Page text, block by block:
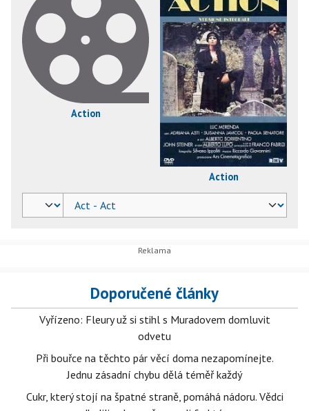
Action
Action
Doporučené články
Vyřízeno: Fleury už si stihl s Muradovem domluvit
odvetu
Při bouřce na těchto pár věcí doma nezapomínejte.
Jednu zásadní chybu dělá téměř každý
Cukr, který stojí na špatné straně, pomáhá nádoru. Vědci